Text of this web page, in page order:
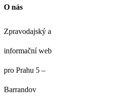
O nás
Zpravodajský a
informační web
pro Prahu 5 –
Barrandov